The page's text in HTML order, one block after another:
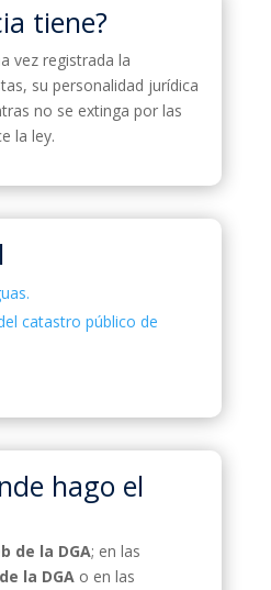
tiene?
vez registrada la
su personalidad jurídica
no se extinga por las
la ley.
catastro público de
hago el
de la DGA; en las
la DGA o en las